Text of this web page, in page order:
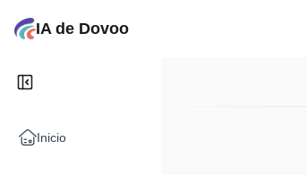
IA de Dovoo
Inicio